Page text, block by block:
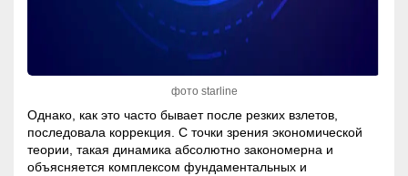
фото starline
Однако, как это часто бывает после резких взлетов,
последовала коррекция. С точки зрения экономической
теории, такая динамика абсолютно закономерна и
объясняется комплексом фундаментальных и